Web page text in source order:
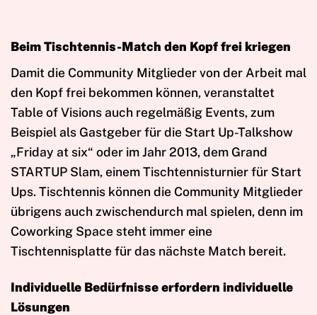
Beim Tischtennis-Match den Kopf frei kriegen
Damit die Community Mitglieder von der Arbeit mal
den Kopf frei bekommen können, veranstaltet
Table of Visions auch regelmäßig Events, zum
Beispiel als Gastgeber für die Start Up-Talkshow
„Friday at six“ oder im Jahr 2013, dem Grand
STARTUP Slam, einem Tischtennisturnier für Start
Ups. Tischtennis können die Community Mitglieder
übrigens auch zwischendurch mal spielen, denn im
Coworking Space steht immer eine
Tischtennisplatte für das nächste Match bereit.
Individuelle Bedürfnisse erfordern individuelle
Lösungen